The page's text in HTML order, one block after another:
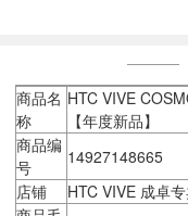
商品名
称
HTC VIVE
【年度新品】
商品编
号
14927148665
店铺
HTC VIVE 成卓